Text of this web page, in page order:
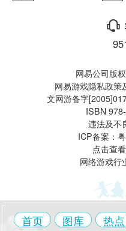
西
电
首页 图库 热点
武神坛
帮派精英赛
򰀃
网易公司版
网易游戏隐私政策
文网游备字
ISBN
违法及不
ICP备案：
点击查
网络游戏行